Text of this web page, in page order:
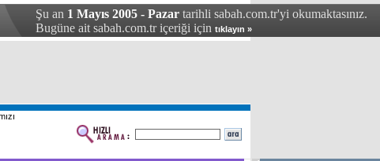
Şu an 1 Mayıs 2005 - Pazar tarihli sabah.com.tr'yi okumaktasınız.
Bugüne ait sabah.com.tr içeriği için tıklayın »